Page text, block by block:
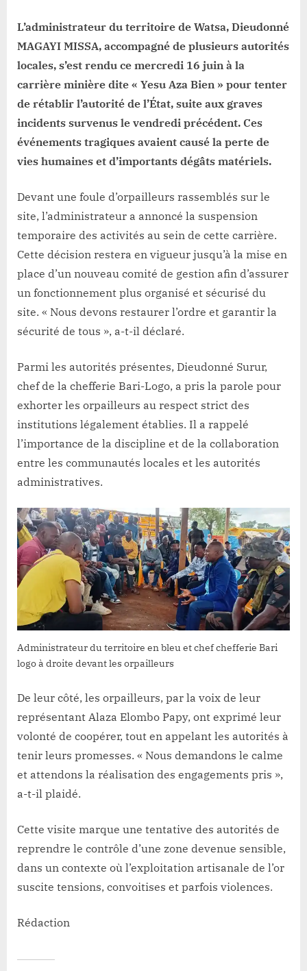
Bien »
après
des
violences
meurtrières
L’administrateur du territoire de Watsa, Dieudonné
MAGAYI MISSA, accompagné de plusieurs autorités
locales, s’est rendu ce mercredi 16 juin à la
carrière minière dite « Yesu Aza Bien » pour tenter
de rétablir l’autorité de l’État, suite aux graves
incidents survenus le vendredi précédent. Ces
événements tragiques avaient causé la perte de
vies humaines et d’importants dégâts matériels.
Devant une foule d’orpailleurs rassemblés sur le
site, l’administrateur a annoncé la suspension
temporaire des activités au sein de cette carrière.
Cette décision restera en vigueur jusqu’à la mise en
place d’un nouveau comité de gestion afin d’assurer
un fonctionnement plus organisé et sécurisé du
site. « Nous devons restaurer l’ordre et garantir la
sécurité de tous », a-t-il déclaré.
Parmi les autorités présentes, Dieudonné Surur,
chef de la chefferie Bari-Logo, a pris la parole pour
exhorter les orpailleurs au respect strict des
institutions légalement établies. Il a rappelé
l’importance de la discipline et de la collaboration
entre les communautés locales et les autorités
administratives.
Administrateur du territoire en bleu et chef chefferie Bari
logo à droite devant les orpailleurs
De leur côté, les orpailleurs, par la voix de leur
représentant Alaza Elombo Papy, ont exprimé leur
volonté de coopérer, tout en appelant les autorités à
tenir leurs promesses. « Nous demandons le calme
et attendons la réalisation des engagements pris »,
a-t-il plaidé.
Cette visite marque une tentative des autorités de
reprendre le contrôle d’une zone devenue sensible,
dans un contexte où l’exploitation artisanale de l’or
suscite tensions, convoitises et parfois violences.
Rédaction